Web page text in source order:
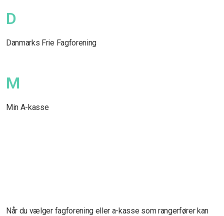
D
Danmarks Frie Fagforening
M
Min A-kasse
Når du vælger fagforening eller a-kasse som rangerfører kan